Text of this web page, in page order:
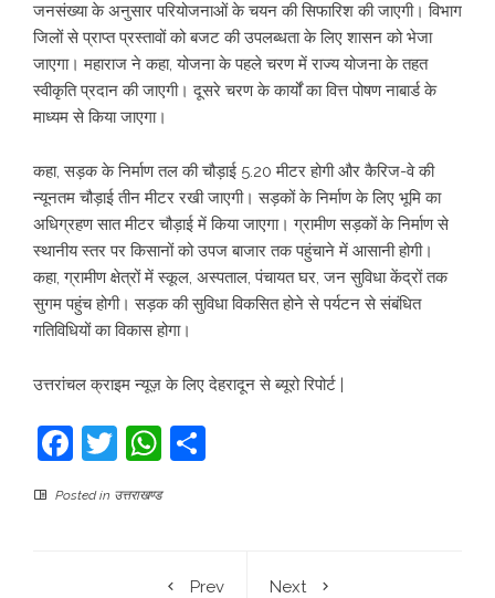
जनसंख्या के अनुसार परियोजनाओं के चयन की सिफारिश की जाएगी। विभाग
जिलों से प्राप्त प्रस्तावों को बजट की उपलब्धता के लिए शासन को भेजा
जाएगा। महाराज ने कहा, योजना के पहले चरण में राज्य योजना के तहत
स्वीकृति प्रदान की जाएगी। दूसरे चरण के कार्यों का वित्त पोषण नाबार्ड के
माध्यम से किया जाएगा।
कहा, सड़क के निर्माण तल की चौड़ाई 5.20 मीटर होगी और कैरिज-वे की
न्यूनतम चौड़ाई तीन मीटर रखी जाएगी। सड़कों के निर्माण के लिए भूमि का
अधिग्रहण सात मीटर चौड़ाई में किया जाएगा। ग्रामीण सड़कों के निर्माण से
स्थानीय स्तर पर किसानों को उपज बाजार तक पहुंचाने में आसानी होगी।
कहा, ग्रामीण क्षेत्रों में स्कूल, अस्पताल, पंचायत घर, जन सुविधा केंद्रों तक
सुगम पहुंच होगी। सड़क की सुविधा विकसित होने से पर्यटन से संबंधित
गतिविधियों का विकास होगा।
उत्तरांचल क्राइम न्यूज़ के लिए देहरादून से ब्यूरो रिपोर्ट |
Facebook
TwitterWhatsApp
Posted in उत्तराखण्ड
Prev
Next